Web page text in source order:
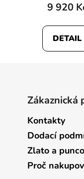
9 920
DETAIL
Zákaznická
Kontakty
Dodací
Zlato a
Proč